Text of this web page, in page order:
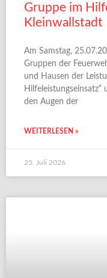
Gruppe im
Kleinwallstadt
Am Samstag,
Gruppen der
und Hausen der
den Augen der
WEITERLESEN »
25. Juli 2026